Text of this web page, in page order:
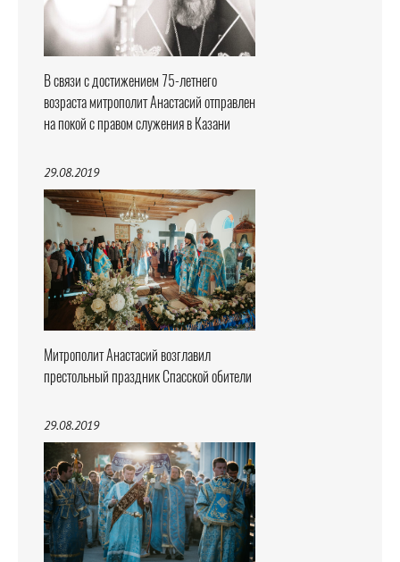
В связи с достижением 75-летнего
возраста митрополит Анастасий отправлен
на покой с правом служения в Казани
29.08.2019
Митрополит Анастасий возглавил
престольный праздник Спасской обители
29.08.2019